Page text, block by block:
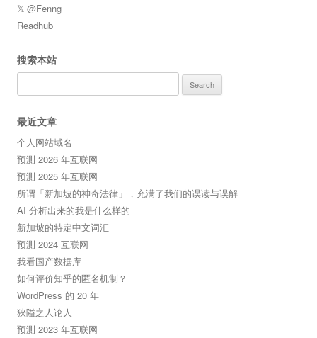
𝕏 @Fenng
Readhub
搜索本站
for:
最近文章
个人网站域名
预测 2026 年互联网
预测 2025 年互联网
所谓「新加坡的神奇法律」，充满了我们的误读与误解
AI 分析出来的我是什么样的
新加坡的特定中文词汇
预测 2024 互联网
我看国产数据库
如何评价知乎的匿名机制？
WordPress 的 20 年
狹隘之人论人
预测 2023 年互联网